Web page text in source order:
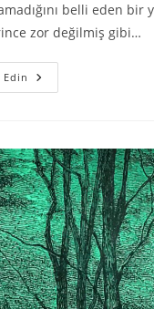
belli eden bir
zor değilmiş gibi…
Edin